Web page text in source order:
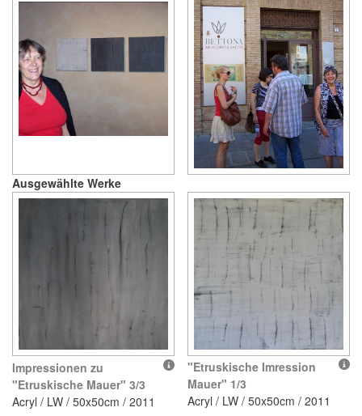
Ausgewählte Werke
Impressionen zu
"Etruskische Mauer" 3/3
Acryl / LW / 50x50cm / 2011
"Etruskische Imression
Mauer" 1/3
Acryl / LW / 50x50cm / 2011